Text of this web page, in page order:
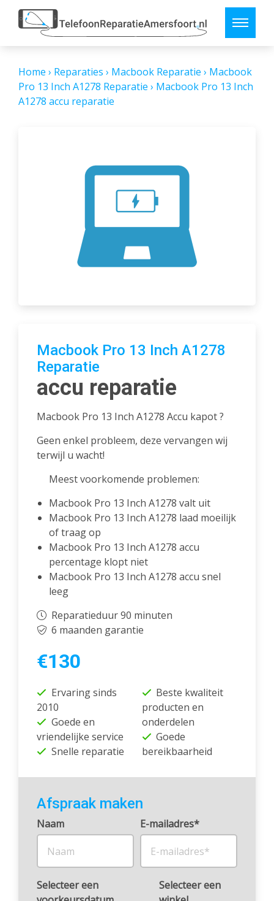
Home › Reparaties › Macbook Reparatie › Macbook
Pro 13 Inch A1278 Reparatie › Macbook Pro 13 Inch
A1278 accu reparatie
Macbook Pro 13 Inch A1278
Reparatie
accu reparatie
Macbook Pro 13 Inch A1278 Accu kapot ?
Geen enkel probleem, deze vervangen wij
terwijl u wacht!
Meest voorkomende problemen:
Macbook Pro 13 Inch A1278 valt uit
Macbook Pro 13 Inch A1278 laad moeilijk
of traag op
Macbook Pro 13 Inch A1278 accu
percentage klopt niet
Macbook Pro 13 Inch A1278 accu snel
leeg
Reparatieduur 90 minuten
6 maanden garantie
€130
Ervaring sinds
2010
Goede en
vriendelijke service
Snelle reparatie
Beste kwaliteit
producten en
onderdelen
Goede
bereikbaarheid
Afspraak maken
Naam E-mailadres*
Selecteer een
Selecteer een